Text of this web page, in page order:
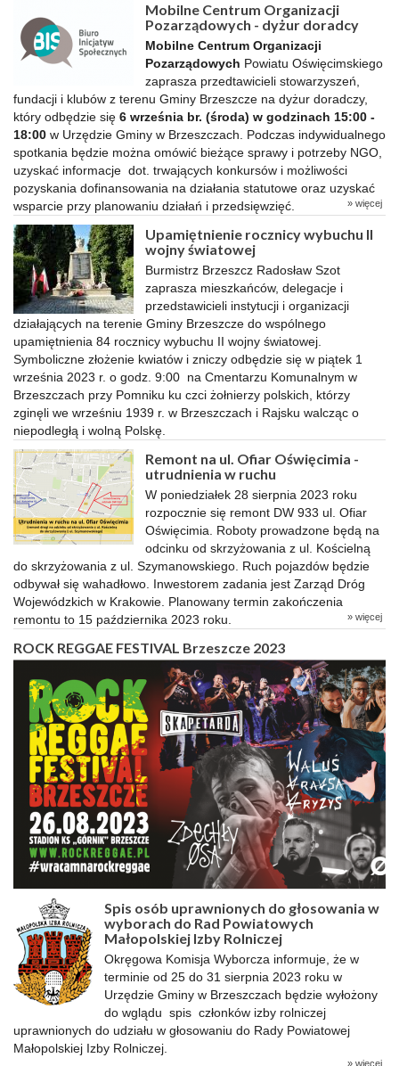
Mobilne Centrum Organizacji
Pozarządowych - dyżur doradcy
Mobilne Centrum Organizacji
Pozarządowych Powiatu Oświęcimskiego
zaprasza przedtawicieli stowarzyszeń,
fundacji i klubów z terenu Gminy Brzeszcze na dyżur doradczy,
który odbędzie się 6 września br. (środa) w godzinach 15:00 -
18:00 w Urzędzie Gminy w Brzeszczach. Podczas indywidualnego
spotkania będzie można omówić bieżące sprawy i potrzeby NGO,
uzyskać informacje dot. trwających konkursów i możliwości
pozyskania dofinansowania na działania statutowe oraz uzyskać
wsparcie przy planowaniu działań i przedsięwzięć.
» więcej
Upamiętnienie rocznicy wybuchu II
wojny światowej
Burmistrz Brzeszcz Radosław Szot
zaprasza mieszkańców, delegacje i
przedstawicieli instytucji i organizacji
działających na terenie Gminy Brzeszcze do wspólnego
upamiętnienia 84 rocznicy wybuchu II wojny światowej.
Symboliczne złożenie kwiatów i zniczy odbędzie się w piątek 1
września 2023 r. o godz. 9:00 na Cmentarzu Komunalnym w
Brzeszczach przy Pomniku ku czci żołnierzy polskich, którzy
zginęli we wrześniu 1939 r. w Brzeszczach i Rajsku walcząc o
niepodległą i wolną Polskę.
Remont na ul. Ofiar Oświęcimia -
utrudnienia w ruchu
W poniedziałek 28 sierpnia 2023 roku
rozpocznie się remont DW 933 ul. Ofiar
Oświęcimia. Roboty prowadzone będą na
odcinku od skrzyżowania z ul. Kościelną
do skrzyżowania z ul. Szymanowskiego. Ruch pojazdów będzie
odbywał się wahadłowo. Inwestorem zadania jest Zarząd Dróg
Wojewódzkich w Krakowie. Planowany termin zakończenia
remontu to 15 października 2023 roku.
» więcej
ROCK REGGAE FESTIVAL Brzeszcze 2023
Spis osób uprawnionych do głosowania w
wyborach do Rad Powiatowych
Małopolskiej Izby Rolniczej
Okręgowa Komisja Wyborcza informuje, że w
terminie od 25 do 31 sierpnia 2023 roku w
Urzędzie Gminy w Brzeszczach będzie wyłożony
do wglądu spis członków izby rolniczej
uprawnionych do udziału w głosowaniu do Rady Powiatowej
Małopolskiej Izby Rolniczej.
» więcej